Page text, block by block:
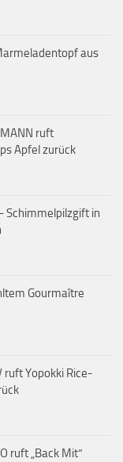
aus
ruft
Apfel zurück
Schimmelpilzgift in
Gourmaître
ruft Yopokki Rice-
ruft „Back Mit“